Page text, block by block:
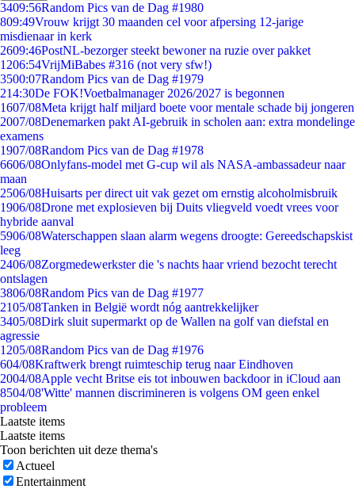
3409:56Random Pics van de Dag #1980
809:49Vrouw krijgt 30 maanden cel voor afpersing 12-jarige
misdienaar in kerk
2609:46PostNL-bezorger steekt bewoner na ruzie over pakket
1206:54VrijMiBabes #316 (not very sfw!)
3500:07Random Pics van de Dag #1979
214:30De FOK!Voetbalmanager 2026/2027 is begonnen
1607/08Meta krijgt half miljard boete voor mentale schade bij jongeren
2007/08Denemarken pakt AI-gebruik in scholen aan: extra mondelinge
examens
1907/08Random Pics van de Dag #1978
6606/08Onlyfans-model met G-cup wil als NASA-ambassadeur naar
maan
2506/08Huisarts per direct uit vak gezet om ernstig alcoholmisbruik
1906/08Drone met explosieven bij Duits vliegveld voedt vrees voor
hybride aanval
5906/08Waterschappen slaan alarm wegens droogte: Gereedschapskist
leeg
2406/08Zorgmedewerkster die 's nachts haar vriend bezocht terecht
ontslagen
3806/08Random Pics van de Dag #1977
2105/08Tanken in België wordt nóg aantrekkelijker
3405/08Dirk sluit supermarkt op de Wallen na golf van diefstal en
agressie
1205/08Random Pics van de Dag #1976
604/08Kraftwerk brengt ruimteschip terug naar Eindhoven
2004/08Apple vecht Britse eis tot inbouwen backdoor in iCloud aan
8504/08'Witte' mannen discrimineren is volgens OM geen enkel
probleem
Laatste items
Laatste items
Toon berichten uit deze thema's
Actueel
Entertainment